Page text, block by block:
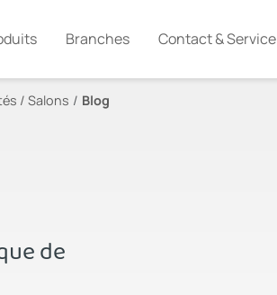
Branches Contact & Service
/ Salons Blog
de